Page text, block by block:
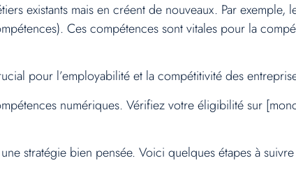
existants mais en créent de nouveaux. Par exemple,
Ces compétences sont vitales pour la
pour l’employabilité et la compétitivité des
numériques. Vérifiez votre éligibilité sur
stratégie bien pensée. Voici quelques étapes à